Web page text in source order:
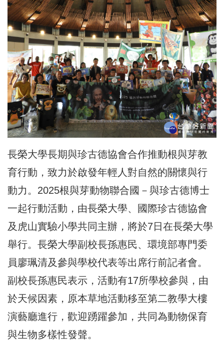
長榮大學長期與珍古德協會合作推動根與芽教
育行動，致力於啟發年輕人對自然的關懷與行
動力。2025根與芽動物聯合國－與珍古德博士
一起行動活動，由長榮大學、國際珍古德協會
及虎山實驗小學共同主辦，將於7日在長榮大學
舉行。長榮大學副校長孫惠民、環境部專門委
員廖珮清及參與學校代表等出席行前記者會。
副校長孫惠民表示，活動有17所學校參與，由
於天候因素，原本草地活動移至第二教學大樓
演藝廳進行，歡迎踴躍參加，共同為動物保育
與生物多樣性發聲。